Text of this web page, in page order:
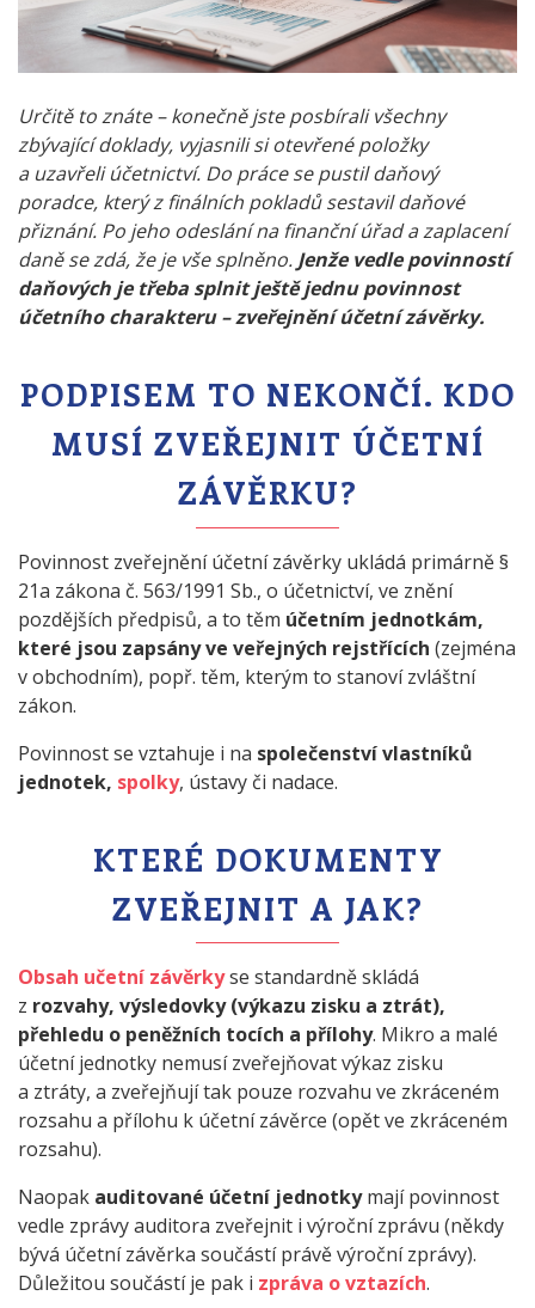
Určitě to znáte – konečně jste posbírali všechny
zbývající doklady, vyjasnili si otevřené položky
a uzavřeli účetnictví. Do práce se pustil daňový
poradce, který z finálních pokladů sestavil daňové
přiznání. Po jeho odeslání na finanční úřad a zaplacení
daně se zdá, že je vše splněno. Jenže vedle povinností
daňových je třeba splnit ještě jednu povinnost
účetního charakteru – zveřejnění účetní závěrky.
PODPISEM TO NEKONČÍ. KDO
MUSÍ ZVEŘEJNIT ÚČETNÍ
ZÁVĚRKU?
Povinnost zveřejnění účetní závěrky ukládá primárně §
21a zákona č. 563/1991 Sb., o účetnictví, ve znění
pozdějších předpisů, a to těm účetním jednotkám,
které jsou zapsány ve veřejných rejstřících (zejména
v obchodním), popř. těm, kterým to stanoví zvláštní
zákon.
Povinnost se vztahuje i na společenství vlastníků
jednotek, spolky, ústavy či nadace.
KTERÉ DOKUMENTY
ZVEŘEJNIT A JAK?
Obsah učetní závěrkyse standardně skládá
z rozvahy, výsledovky (výkazu zisku a ztrát),
přehledu o peněžních tocích a přílohy. Mikro a malé
účetní jednotky nemusí zveřejňovat výkaz zisku
a ztráty, a zveřejňují tak pouze rozvahu ve zkráceném
rozsahu a přílohu k účetní závěrce (opět ve zkráceném
rozsahu).
Naopak auditované účetní jednotkymají povinnost
vedle zprávy auditora zveřejnit i výroční zprávu (někdy
bývá účetní závěrka součástí právě výroční zprávy).
Důležitou součástí je pak i zpráva o vztazích.